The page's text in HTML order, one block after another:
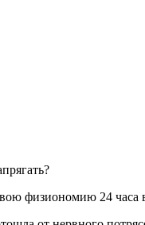
физиономию 24 часа